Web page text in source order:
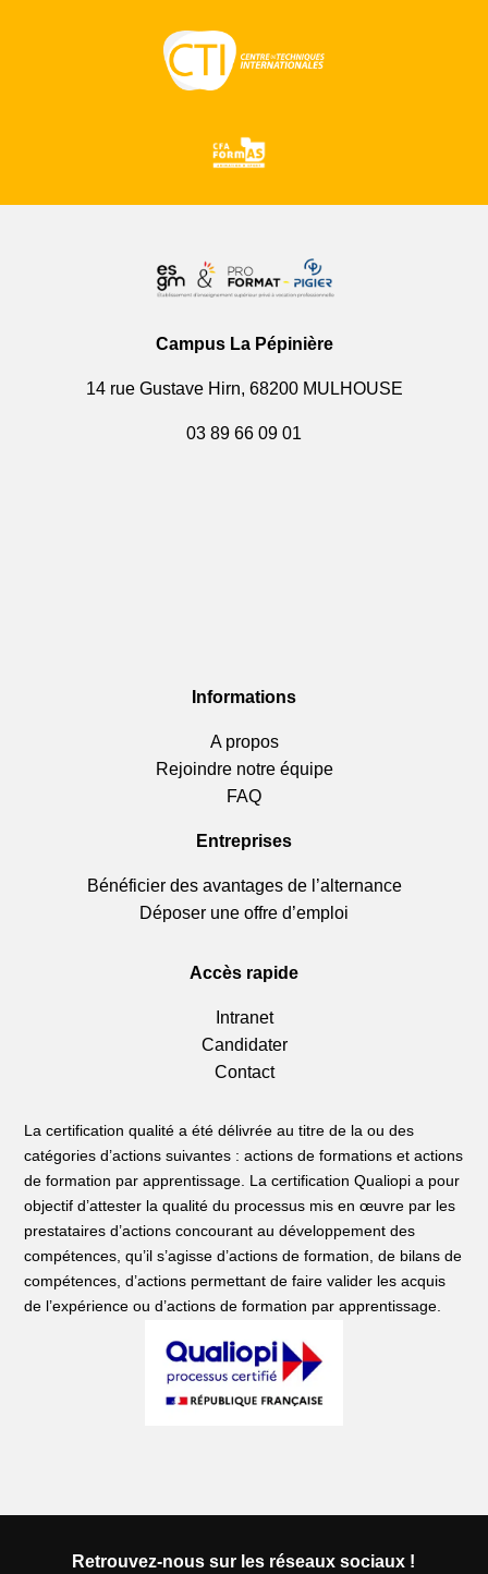
Campus La Pépinière
14 rue Gustave Hirn, 68200 MULHOUSE
03 89 66 09 01
Informations
A propos
Rejoindre notre équipe
FAQ
Entreprises
Bénéficier des avantages de l’alternance
Déposer une offre d’emploi
Accès rapide
Intranet
Candidater
Contact
La certification qualité a été délivrée au titre de la ou des
catégories d’actions suivantes : actions de formations et actions
de formation par apprentissage. La certification Qualiopi a pour
objectif d’attester la qualité du processus mis en œuvre par les
prestataires d’actions concourant au développement des
compétences, qu’il s’agisse d’actions de formation, de bilans de
compétences, d’actions permettant de faire valider les acquis
de l’expérience ou d’actions de formation par apprentissage.
Retrouvez-nous sur les réseaux sociaux !